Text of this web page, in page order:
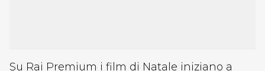
Su Rai Premium i film di Natale iniziano a